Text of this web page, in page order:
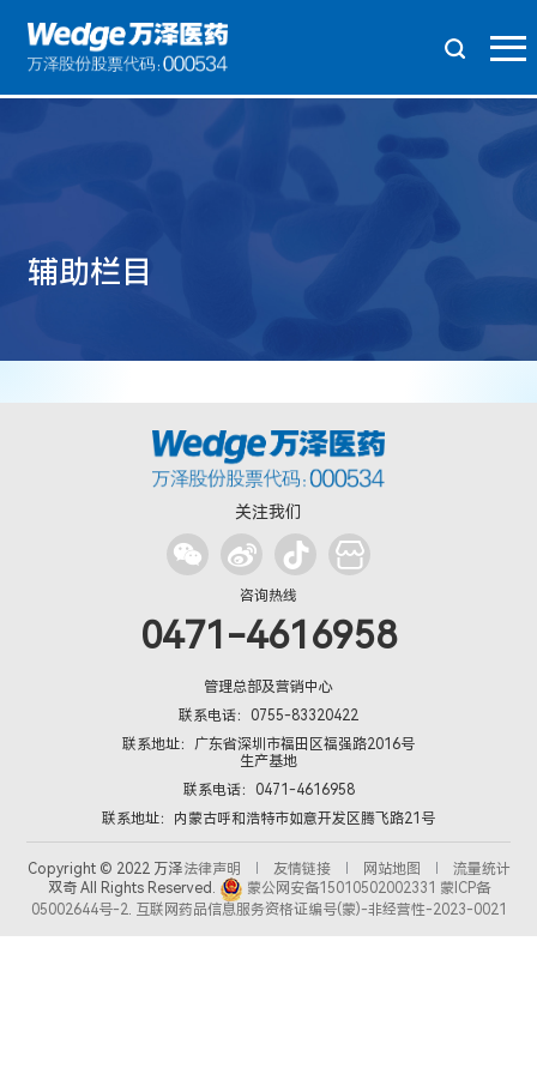
辅助栏目
关注我们
咨询热线
0471-4616958
管理总部及营销中心
联系电话：0755-83320422
联系地址：广东省深圳市福田区福强路2016号
生产基地
联系电话：0471-4616958
联系地址：内蒙古呼和浩特市如意开发区腾飞路21号
法律声明 友情链接 网站地图 流量统计
Copyright © 2022 万泽
双奇 All Rights Reserved.
蒙公网安备15010502002331 蒙ICP备
05002644号-2 互联网药品信息服务资格证编号(蒙)-非经营性-2023-0021